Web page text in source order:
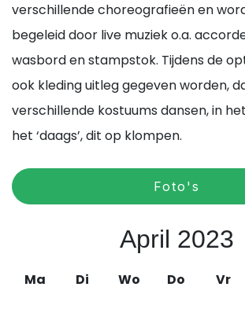
April 2023
Ma Di Wo Do Vr
verschillende choreografieën en
begeleid door live muziek o.a.
wasbord en stampstok. Tijdens de
ook kleding uitleg gegeven worden,
verschillende kostuums dansen, in het
het ‘daags’, dit op klompen.
Foto's